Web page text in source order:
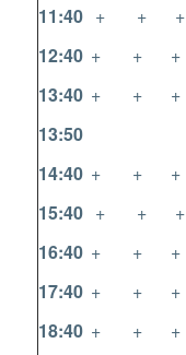
11:40 + + +
12:40 + + +
13:40 + + +
13:50
14:40 + + +
15:40 + + +
16:40 + + +
17:40 + + +
18:40 + + +